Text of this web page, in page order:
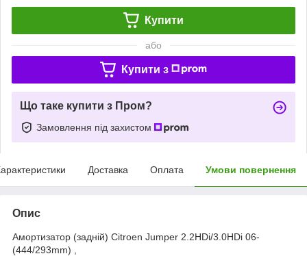
Купити
або
Купити з
Що таке купити з Пром?
Замовлення під захистом
Доставка Оплата Умови повернення
Опис
Амортизатор (задній) Citroen Jumper 2.2HDi/3.0HDi 06-
(444/293mm) ,